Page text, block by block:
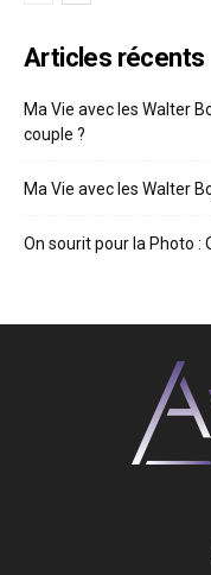
Articles récents
Ma Vie avec les Walter
couple ?
Ma Vie avec les Walter
On sourit pour la Photo :